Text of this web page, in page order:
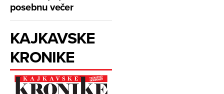
posebnu večer
KAJKAVSKE
KRONIKE